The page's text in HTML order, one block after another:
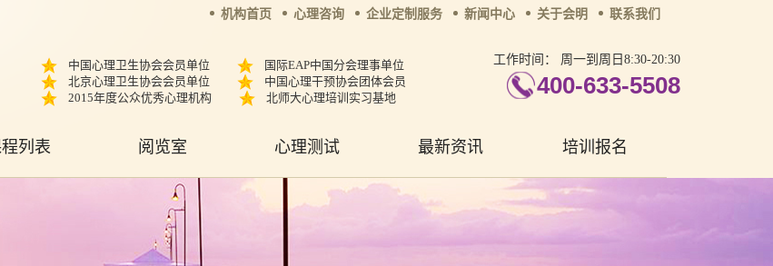
机构首页 心理咨询 企业定制服务 新闻中心 关于会明 联系我们
中国心理卫生协会会员单位
国际EAP中国分会理事单位
北京心理卫生协会会员单位
中国心理干预协会团体会员
2015年度公众优秀心理机构
北师大心理培训实习基地
工作时间： 周一到周日8:30-20:30
400-633-5508
列表 阅览室 心理测试 最新资讯 培训报名